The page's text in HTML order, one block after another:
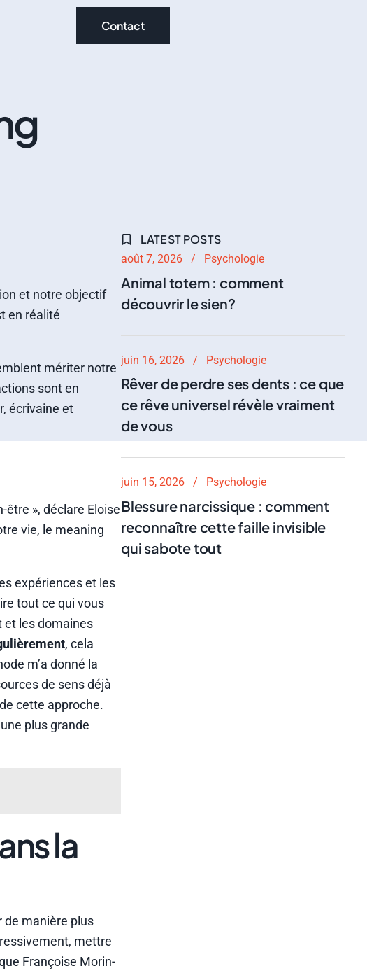
Contact
et notre objectif
en réalité
mériter notre
sont en
écrivaine et
», déclare Eloise
vie, le meaning
expériences et les
tout ce qui vous
et les domaines
, cela
m’a donné la
de sens déjà
cette approche.
plus grande
la
de manière plus
mettre
Françoise Morin-
LATEST POSTS
août 7, 2026 Psychologie
Animal totem : comment
découvrir le sien?
juin 16, 2026 Psychologie
Rêver de perdre ses dents : ce que
ce rêve universel révèle vraiment
de vous
juin 15, 2026 Psychologie
Blessure narcissique : comment
reconnaître cette faille invisible
qui sabote tout